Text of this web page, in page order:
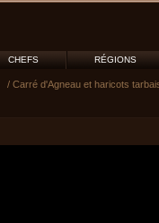
CHEFS RÉGIONS
/ Carré d'Agneau et haricots